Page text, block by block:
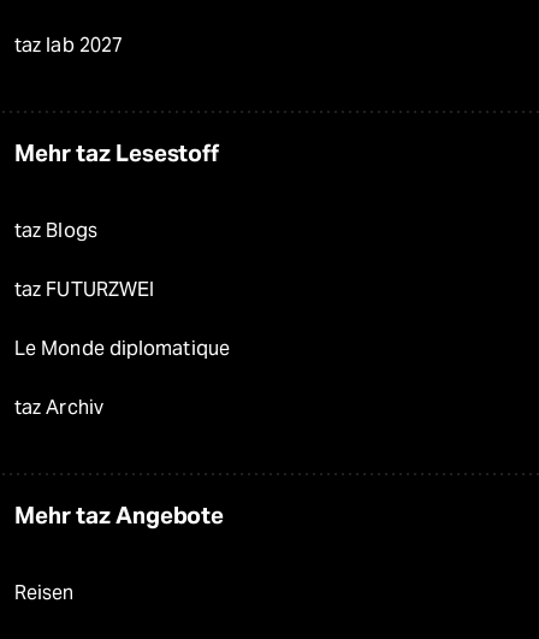
taz lab 2027
Mehr taz Lesestoff
taz Blogs
taz FUTURZWEI
Le Monde diplomatique
taz Archiv
Mehr taz Angebote
Reisen